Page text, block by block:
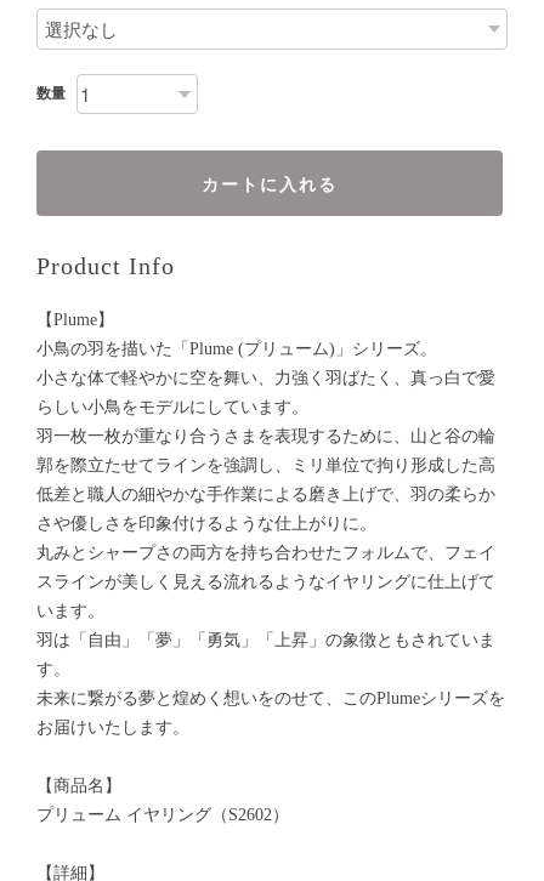
数量
カートに入れる
Product Info
【Plume】
小鳥の羽を描いた「Plume (プリューム)」シリーズ。
小さな体で軽やかに空を舞い、力強く羽ばたく、真っ白で愛
らしい小鳥をモデルにしています。
羽一枚一枚が重なり合うさまを表現するために、山と谷の輪
郭を際立たせてラインを強調し、ミリ単位で拘り形成した高
低差と職人の細やかな手作業による磨き上げで、羽の柔らか
さや優しさを印象付けるような仕上がりに。
丸みとシャープさの両方を持ち合わせたフォルムで、フェイ
スラインが美しく見える流れるようなイヤリングに仕上げて
います。
羽は「自由」「夢」「勇気」「上昇」の象徴ともされていま
す。
未来に繋がる夢と煌めく想いをのせて、このPlumeシリーズを
お届けいたします。
【商品名】
プリューム イヤリング（S2602）
【詳細】